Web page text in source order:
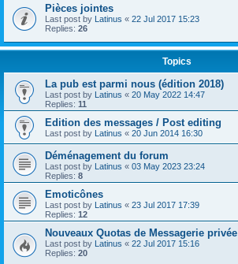
Pièces jointes
Last post by Latinus « 22 Jul 2017 15:23
Replies: 26
Topics
La pub est parmi nous (édition 2018)
Last post by Latinus « 20 May 2022 14:47
Replies: 11
Edition des messages / Post editing
Last post by Latinus « 20 Jun 2014 16:30
Déménagement du forum
Last post by Latinus « 03 May 2023 23:24
Replies: 8
Emoticônes
Last post by Latinus « 23 Jul 2017 17:39
Replies: 12
Nouveaux Quotas de Messagerie privée
Last post by Latinus « 22 Jul 2017 15:16
Replies: 20